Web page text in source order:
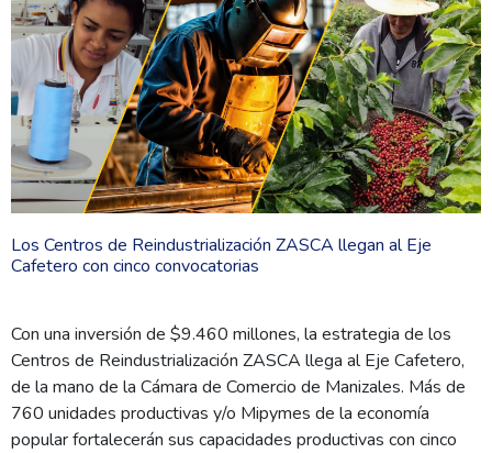
Los Centros de Reindustrialización ZASCA llegan al Eje
Cafetero con cinco convocatorias
Con una inversión de $9.460 millones, la estrategia de los
Centros de Reindustrialización ZASCA llega al Eje Cafetero,
de la mano de la Cámara de Comercio de Manizales. Más de
760 unidades productivas y/o Mipymes de la economía
popular fortalecerán sus capacidades productivas con cinco